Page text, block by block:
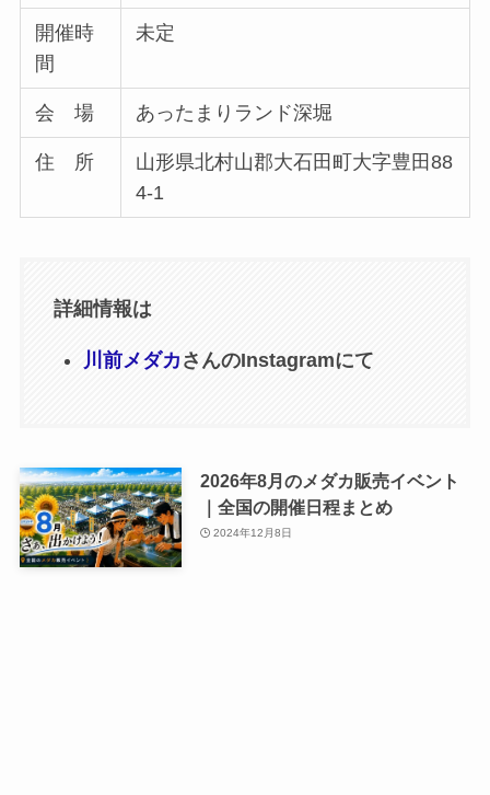
開催時
間
未定
会 場 あったまりランド深堀
住 所
山形県北村山郡大石田町大字豊田88
4-1
詳細情報は
川前メダカ さんのInstagramにて
2026年8月のメダカ販売イベント
｜全国の開催日程まとめ
2024年12月8日